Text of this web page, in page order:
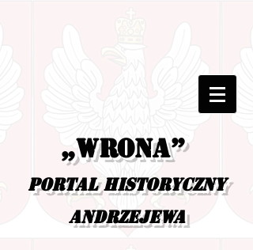
„Wrona”
portal historyczny
Andrzejewa